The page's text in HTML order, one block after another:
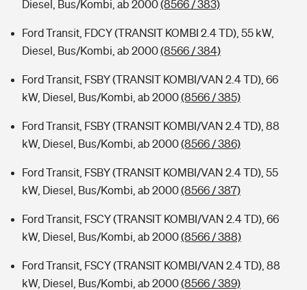
Diesel, Bus/Kombi, ab 2000(8566 / 383)
Ford Transit, FDCY (TRANSIT KOMBI 2.4 TD), 55 kW,
Diesel, Bus/Kombi, ab 2000(8566 / 384)
Ford Transit, FSBY (TRANSIT KOMBI/VAN 2.4 TD), 66
kW, Diesel, Bus/Kombi, ab 2000(8566 / 385)
Ford Transit, FSBY (TRANSIT KOMBI/VAN 2.4 TD), 88
kW, Diesel, Bus/Kombi, ab 2000(8566 / 386)
Ford Transit, FSBY (TRANSIT KOMBI/VAN 2.4 TD), 55
kW, Diesel, Bus/Kombi, ab 2000(8566 / 387)
Ford Transit, FSCY (TRANSIT KOMBI/VAN 2.4 TD), 66
kW, Diesel, Bus/Kombi, ab 2000(8566 / 388)
Ford Transit, FSCY (TRANSIT KOMBI/VAN 2.4 TD), 88
kW, Diesel, Bus/Kombi, ab 2000(8566 / 389)